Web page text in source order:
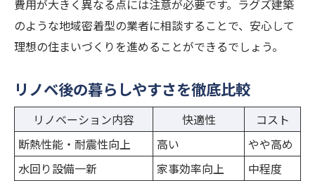
費用が大きく異なる点には注意が必要です。ラグズ建築
のような地域密着型の業者に相談することで、安心して
理想の住まいづくりを進めることができるでしょう。
リノベ後の暮らしやすさを徹底比較
リノベーション内容 快適性
コスト
断熱性能・耐震性向上
高い
やや高め
水回り設備一新
家事効率向上
中程度